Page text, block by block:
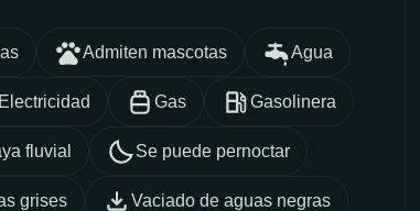
Admiten mascotas Agua
Electricidad Gas Gasolinera
fluvial Se puede pernoctar
grises Vaciado de aguas negras